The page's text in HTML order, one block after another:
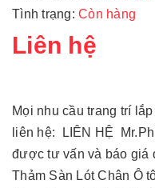
Tình trạng: Còn hàng
Liên hệ
Mọi nhu cầu trang trí
liên hệ: LIÊN HỆ
được tư vấn và báo giá
Thảm Sàn Lót Chân Ô